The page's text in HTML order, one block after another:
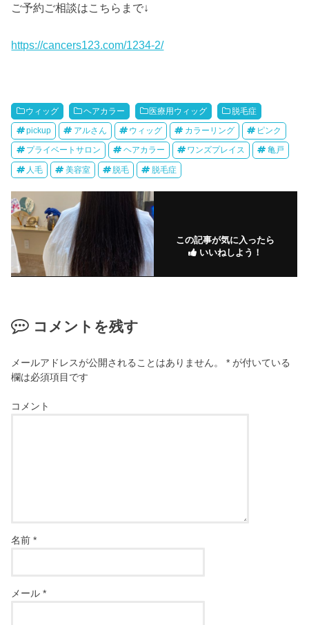
ご予約ご相談はこちらまで↓
https://cancers123.com/1234-2/
ウィッグ ヘアカラー 医療用ウィッグ 脱毛症
pickup アルさん ウィッグ カラーリング ピンク
プライベートサロン ヘアカラー ワンズプレイス 亀戸
人毛 美容室 脱毛 脱毛症
この記事が気に入ったら
いいねしよう！
コメントを残す
メールアドレスが公開されることはありません。 * が付いている
欄は必須項目です
コメント
名前*
メール*